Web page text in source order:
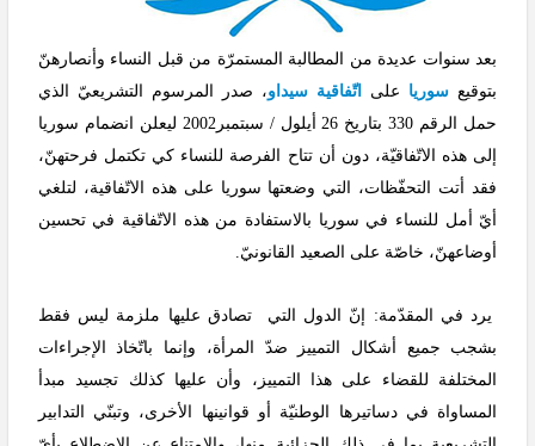
بعد سنوات عديدة من المطالبة المستمرّة من قبل النساء وأنصارهنّ
بتوقيع سوريا على اتّفاقية سيداو، صدر المرسوم التشريعيّ الذي
حمل الرقم 330 بتاريخ 26 أيلول / سبتمبر2002 ليعلن انضمام سوريا
إلى هذه الاتّفاقيّة، دون أن تتاح الفرصة للنساء كي تكتمل فرحتهنّ،
فقد أتت التحفّظات، التي وضعتها سوريا على هذه الاتّفاقية، لتلغي
أيّ أمل للنساء في سوريا بالاستفادة من هذه الاتّفاقية في تحسين
أوضاعهنّ، خاصّة على الصعيد القانونيّ.
يرد في المقدّمة: إنّ الدول التي تصادق عليها ملزمة ليس فقط
بشجب جميع أشكال التمييز ضدّ المرأة، وإنما باتّخاذ الإجراءات
المختلفة للقضاء على هذا التمييز، وأن عليها كذلك تجسيد مبدأ
المساواة في دساتيرها الوطنيّة أو قوانينها الأخرى، وتبنّي التدابير